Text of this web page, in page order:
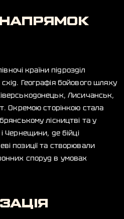
країни підрозділ
Географія бойового шляху
Лисичанськ,
Окремою сторінкою стала
лісництві та у
Чернещини, де бійці
позиції та створювали
споруд в умовах